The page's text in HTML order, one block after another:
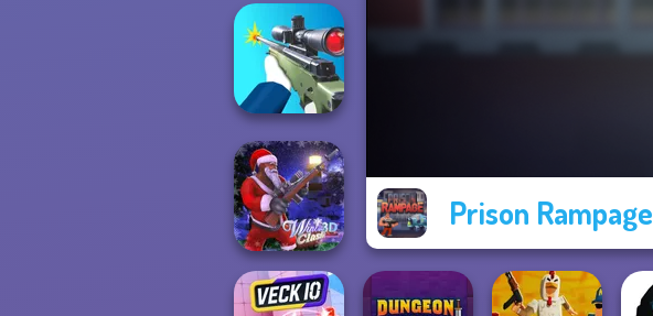
Prison Rampage
Mini Guardians
Castle Defense
Sniper Shooter 2